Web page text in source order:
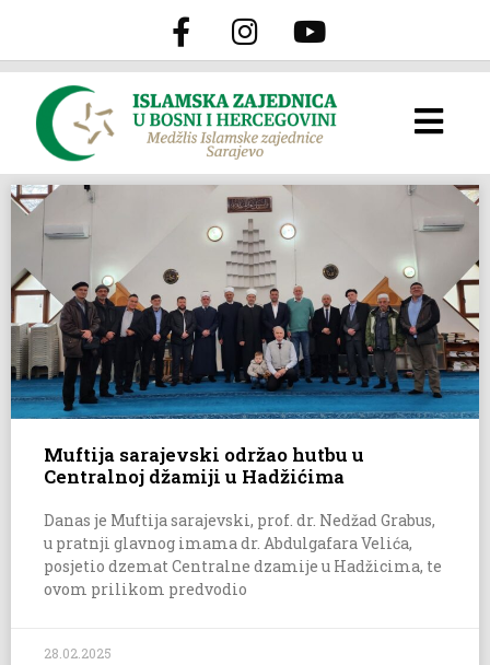
Muftija sarajevski održao hutbu u
Centralnoj džamiji u Hadžićima
Danas je Muftija sarajevski, prof. dr. Nedžad Grabus,
u pratnji glavnog imama dr. Abdulgafara Velića,
posjetio dzemat Centralne dzamije u Hadžicima, te
ovom prilikom predvodio
28.02.2025